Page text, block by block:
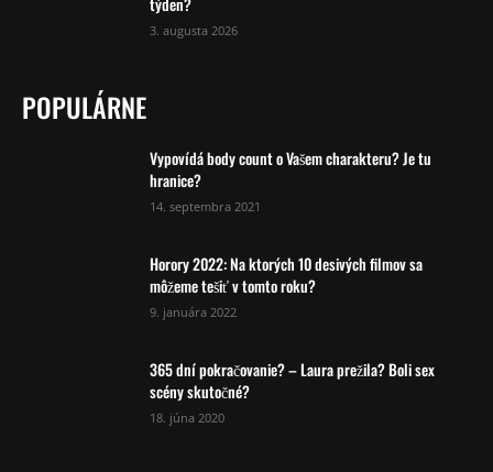
3. augusta 2026
POPULÁRNE
Vypovídá body count o Vašem charakteru? Je tu
hranice?
14. septembra 2021
Horory 2022: Na ktorých 10 desivých filmov sa
môžeme tešiť v tomto roku?
9. januára 2022
365 dní pokračovanie? – Laura prežila? Boli sex
scény skutočné?
18. júna 2020